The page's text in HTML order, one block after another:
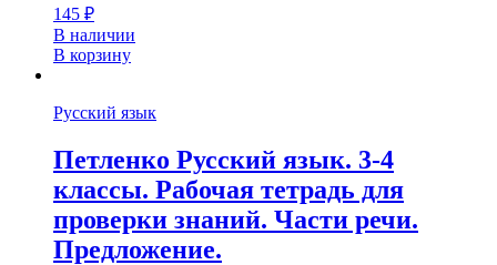
145 ₽
В наличии
В корзину
Русский язык
Петленко Русский язык. 3-4
классы. Рабочая тетрадь для
проверки знаний. Части речи.
Предложение.